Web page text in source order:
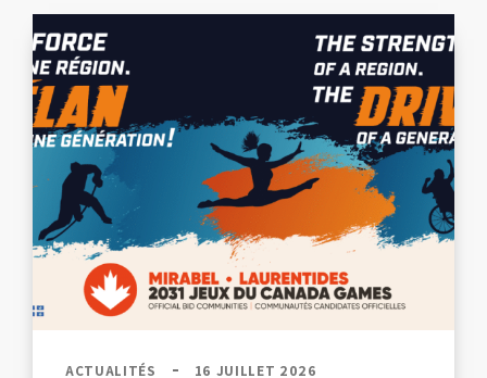
ACTUALITÉS 16 JUILLET 2026